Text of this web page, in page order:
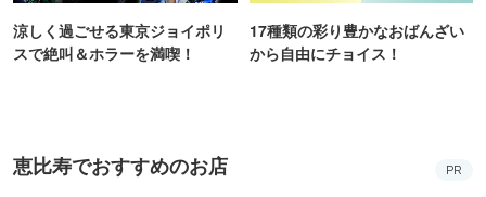
涼しく過ごせる東京ジョイポリ
スで絶叫＆ホラーを満喫！
17種類の彩り豊かなおばんざい
から自由にチョイス！
恵比寿でおすすめのお店 PR